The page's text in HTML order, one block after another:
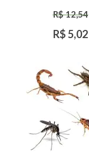
R$ 12,54
R$ 5,02